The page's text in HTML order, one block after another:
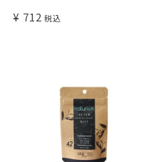
¥ 712 税込